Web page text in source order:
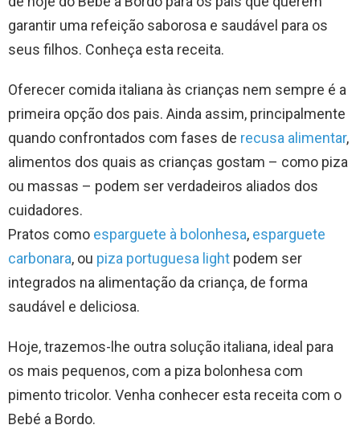
garantir uma refeição saborosa e saudável para os
seus filhos. Conheça esta receita.
Oferecer comida italiana às crianças nem sempre é a
primeira opção dos pais. Ainda assim, principalmente
quando confrontados com fases de recusa alimentar,
alimentos dos quais as crianças gostam – como piza
ou massas – podem ser verdadeiros aliados dos
cuidadores.
Pratos como esparguete à bolonhesa, esparguete
carbonara, ou piza portuguesa light podem ser
integrados na alimentação da criança, de forma
saudável e deliciosa.
Hoje, trazemos-lhe outra solução italiana, ideal para
os mais pequenos, com a piza bolonhesa com
pimento tricolor. Venha conhecer esta receita com o
Bebé a Bordo.